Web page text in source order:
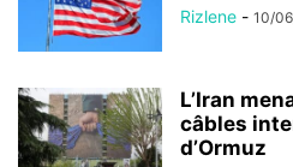
Rizlene - 10/
L’Iran
câbles
d’Ormuz